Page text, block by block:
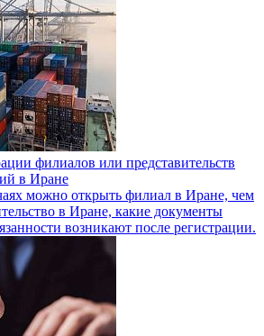
филиалов или представительств
в Иране
можно открыть филиал в Иране, чем
в Иране, какие документы
возникают после регистрации.